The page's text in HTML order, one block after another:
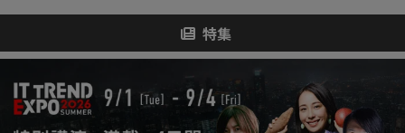
特集